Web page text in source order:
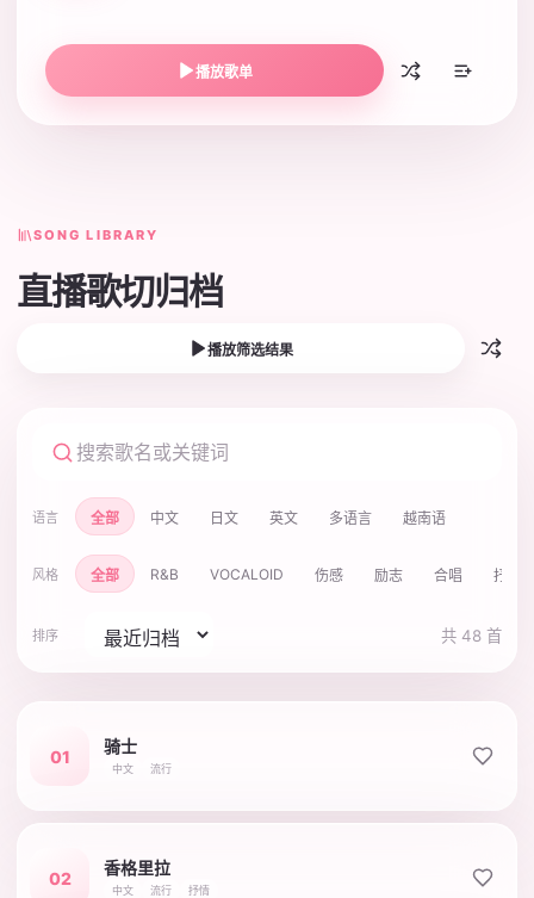
播放歌单
SONG LIBRARY
直播歌切归档
播放筛选结果
语言 全部 中文 日文 英文 多语言 越南语
风格 全部 R&B VOCALOID 伤感 励志 合唱 抒情
排序 共 48 首
01
骑士
中文 流行
02
香格里拉
中文 流行 抒情